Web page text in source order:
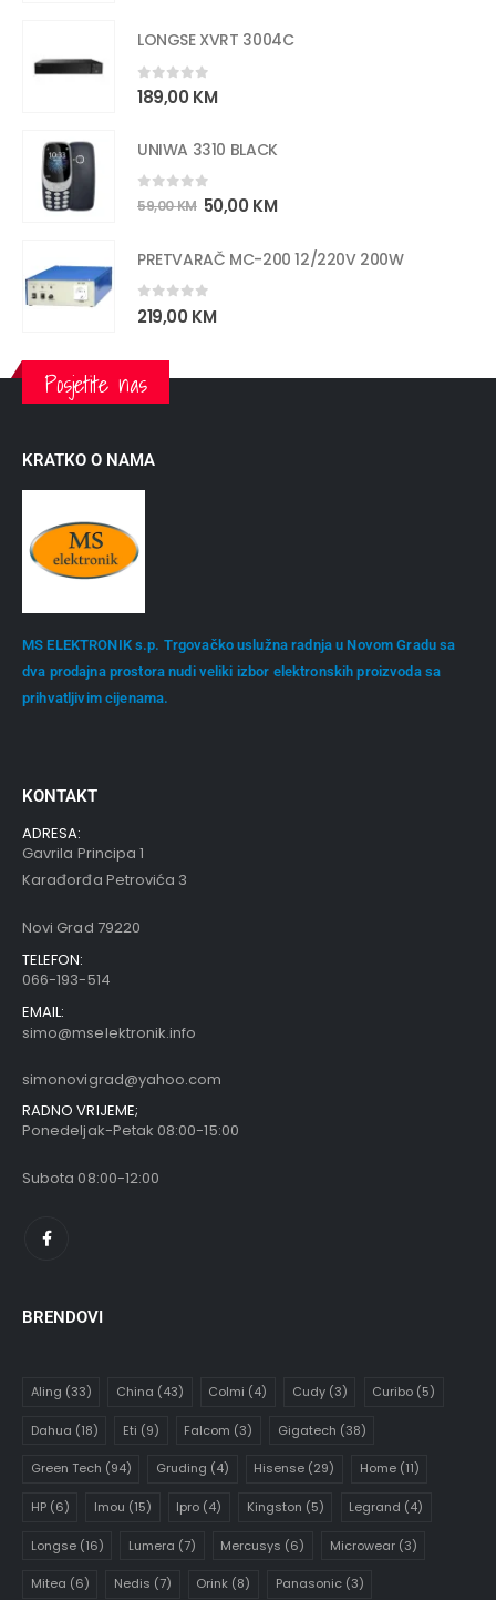
LONGSE XVRT 3004C
0out of 5
189,00 KM
UNIWA 3310 BLACK
0 out of 5
59,00KM 50,00 KM
PRETVARAČ MC-200 12/220V 200W
0out of 5
219,00 KM
Posjetite nas
KRATKO O NAMA
MS ELEKTRONIK s.p. Trgovačko uslužna radnja u Novom Gradu sa
dva prodajna prostora nudi veliki izbor elektronskih proizvoda sa
prihvatljivim cijenama.
KONTAKT
ADRESA:
Gavrila Principa 1
Karađorđa Petrovića 3
Novi Grad 79220
TELEFON:
066-193-514
EMAIL:
simo@mselektronik.info
simonovigrad@yahoo.com
RADNO VRIJEME;
Ponedeljak-Petak 08:00-15:00
Subota 08:00-12:00
BRENDOVI
Aling (33) China (43) Colmi (4) Cudy(3) Curibo (5)
Dahua (18) Eti (9) Falcom (3) Gigatech (38)
Green Tech (94) Gruding (4) Hisense (29) Home(11)
HP(6) Imou (15) Ipro (4) Kingston (5) Legrand (4)
Longse(16) Lumera (7) Mercusys (6) Microwear(3)
Mitea (6) Nedis (7) Orink (8) Panasonic(3)